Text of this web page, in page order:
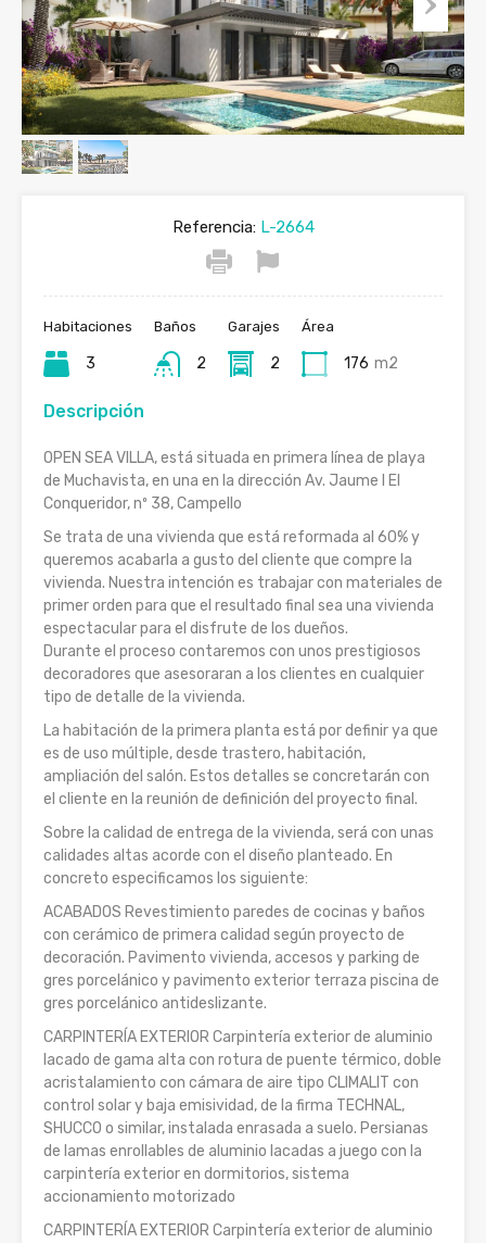
Referencia:L-2664
Habitaciones
3
Baños
2
Garajes
2
Área
176 m2
Descripción
OPEN SEA VILLA, está situada en primera línea de playa
de Muchavista, en una en la dirección Av. Jaume I El
Conqueridor, nº 38, Campello
Se trata de una vivienda que está reformada al 60% y
queremos acabarla a gusto del cliente que compre la
vivienda. Nuestra intención es trabajar con materiales de
primer orden para que el resultado final sea una vivienda
espectacular para el disfrute de los dueños.
Durante el proceso contaremos con unos prestigiosos
decoradores que asesoraran a los clientes en cualquier
tipo de detalle de la vivienda.
La habitación de la primera planta está por definir ya que
es de uso múltiple, desde trastero, habitación,
ampliación del salón. Estos detalles se concretarán con
el cliente en la reunión de definición del proyecto final.
Sobre la calidad de entrega de la vivienda, será con unas
calidades altas acorde con el diseño planteado. En
concreto especificamos los siguiente:
ACABADOS Revestimiento paredes de cocinas y baños
con cerámico de primera calidad según proyecto de
decoración. Pavimento vivienda, accesos y parking de
gres porcelánico y pavimento exterior terraza piscina de
gres porcelánico antideslizante.
CARPINTERÍA EXTERIOR Carpintería exterior de aluminio
lacado de gama alta con rotura de puente térmico, doble
acristalamiento con cámara de aire tipo CLIMALIT con
control solar y baja emisividad, de la firma TECHNAL,
SHUCCO o similar, instalada enrasada a suelo. Persianas
de lamas enrollables de aluminio lacadas a juego con la
carpintería exterior en dormitorios, sistema
accionamiento motorizado
CARPINTERÍA EXTERIOR Carpintería exterior de aluminio